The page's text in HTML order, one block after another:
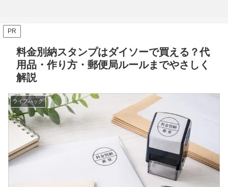
PR
料金別納スタンプはダイソーで買える？代
用品・作り方・郵便局ルールまでやさしく
解説
ライフハック